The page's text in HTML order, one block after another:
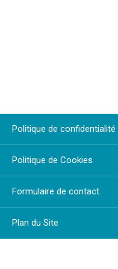
Politique de confidentialité
Politique de Cookies
Formulaire de contact
Plan du Site